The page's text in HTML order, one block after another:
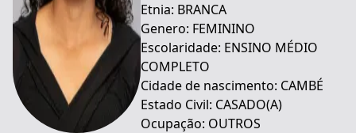
Etnia: BRANCA
Genero: FEMININO
Escolaridade: ENSINO MÉDIO
COMPLETO
Cidade de nascimento: CAMBÉ
Estado Civil: CASADO(A)
Ocupação: OUTROS